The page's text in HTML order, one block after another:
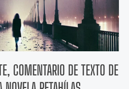
COMENTARIO DE TEXTO DE